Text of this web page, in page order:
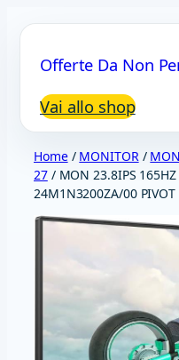
contenuto
Offerte Da Non
Vai allo shop
Home/ MONITOR /
27/ MON 23.8IPS 165HZ
24M1N3200ZA/00